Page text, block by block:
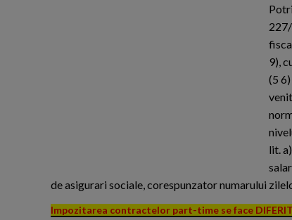
9),
(5
lit.
de asigurari sociale, corespunzator numarului
Impozitarea contractelor part-time se face